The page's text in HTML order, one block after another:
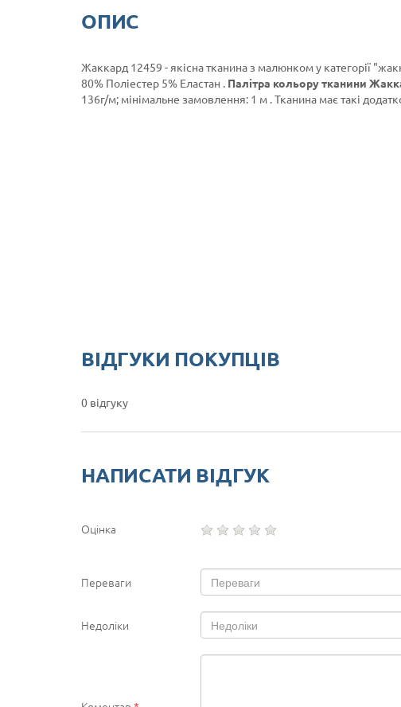
ОПИС
Жаккард 12459 - якісна тканина з малюнком у категорії
80% Поліестер 5% Еластан . Палітра кольору тканини
136г/м; мінімальне замовлення: 1 м . Тканина має такі
ВІДГУКИ ПОКУПЦІВ
0 відгуку
НАПИСАТИ ВІДГУК
Оцінка
Переваги
Недоліки